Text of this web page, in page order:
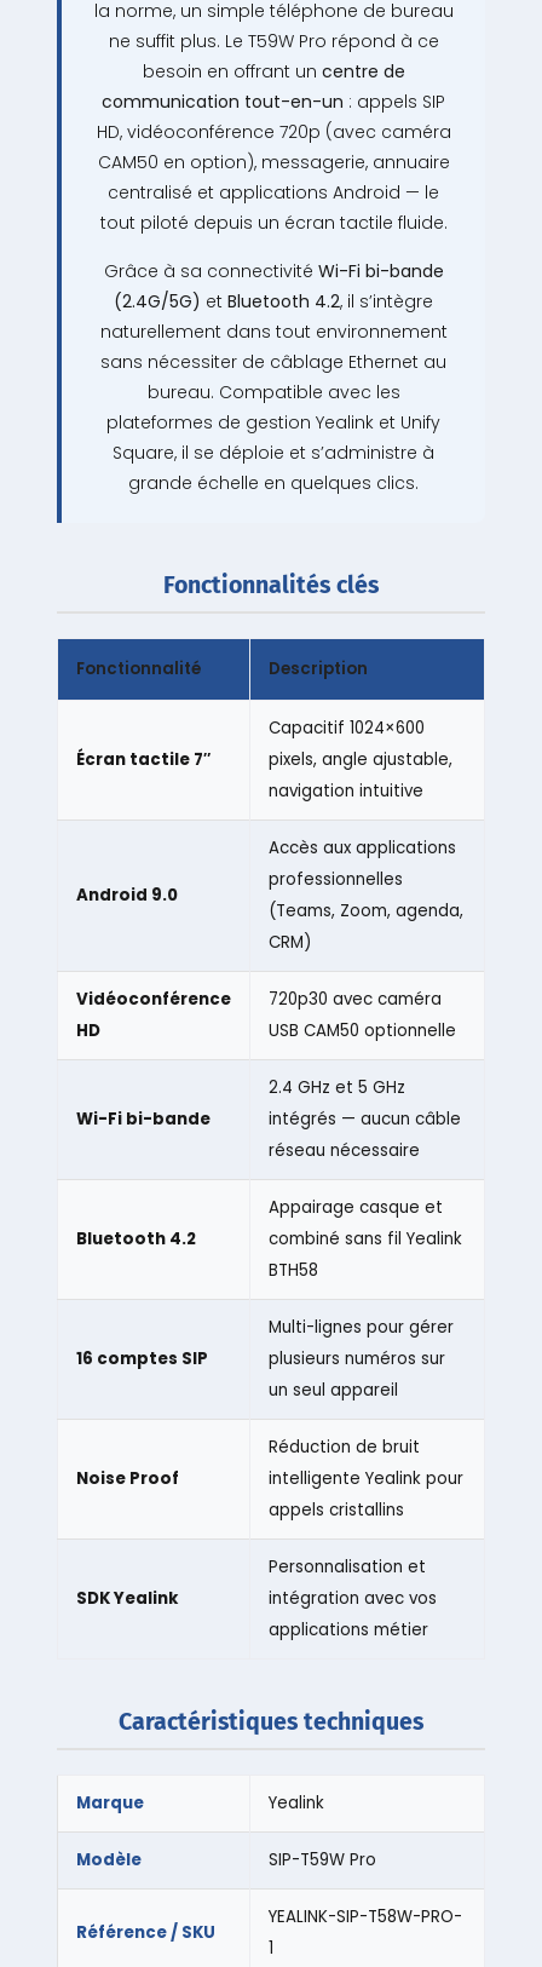
la norme, un simple téléphone de bureau
ne suffit plus. Le T59W Pro répond à ce
besoin en offrant un centre de
communication tout-en-un : appels SIP
HD, vidéoconférence 720p (avec caméra
CAM50 en option), messagerie, annuaire
centralisé et applications Android — le
tout piloté depuis un écran tactile fluide.
Grâce à sa connectivité Wi-Fi bi-bande
(2.4G/5G) et Bluetooth 4.2, il s’intègre
naturellement dans tout environnement
sans nécessiter de câblage Ethernet au
bureau. Compatible avec les
plateformes de gestion Yealink et Unify
Square, il se déploie et s’administre à
grande échelle en quelques clics.
Fonctionnalités clés
Fonctionnalité Description
Écran tactile 7″
Capacitif 1024×600
pixels, angle ajustable,
navigation intuitive
Android 9.0
Accès aux applications
professionnelles
(Teams, Zoom, agenda,
CRM)
Vidéoconférence
HD
720p30 avec caméra
USB CAM50 optionnelle
Wi-Fi bi-bande
2.4 GHz et 5 GHz
intégrés — aucun câble
réseau nécessaire
Bluetooth 4.2
Appairage casque et
combiné sans fil Yealink
BTH58
16 comptes SIP
Multi-lignes pour gérer
plusieurs numéros sur
un seul appareil
Noise Proof
Réduction de bruit
intelligente Yealink pour
appels cristallins
SDK Yealink
Personnalisation et
intégration avec vos
applications métier
Caractéristiques techniques
Marque Yealink
Modèle SIP-T59W Pro
Référence / SKU
YEALINK-SIP-T58W-PRO-
1